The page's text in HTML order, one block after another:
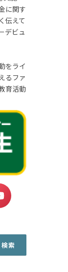
に関す
伝えて
デビュ
をライ
るファ
育活動